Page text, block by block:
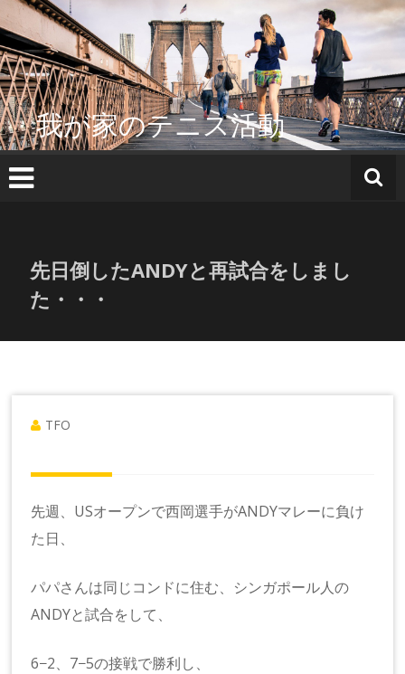
ン
テ
ン
ツ
へ
ス
キ
ッ
我が家のテニス活動
先日倒したANDYと再試合をしまし
た・・・
TFO
先週、USオープンで西岡選手がANDYマレーに負け
た日、
パパさんは同じコンドに住む、シンガポール人の
ANDYと試合をして、
6−2、7−5の接戦で勝利し、